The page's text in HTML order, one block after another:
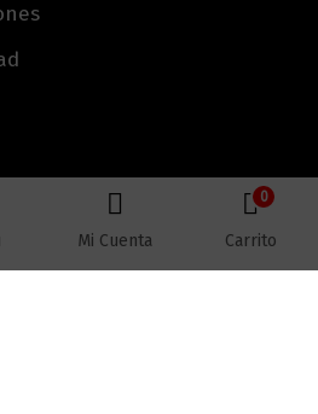
© 2026 Lectores.co |
Mi Cuenta
0
Carrito